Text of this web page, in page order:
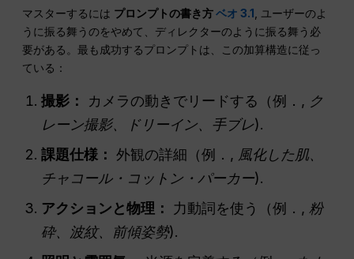
マスターするには プロンプトの書き方ベオ 3.1 , ユーザーのよ
うに振る舞うのをやめて、ディレクターのように振る舞う必
要がある。最も成功するプロンプトは、この加算構造に従っ
ている：
撮影： カメラの動きでリードする（例．, ク
レーン撮影、ドリーイン、手ブレ).
課題仕様： 外観の詳細（例．, 風化した肌、
チャコール・コットン・パーカー).
アクションと物理：
力動詞を使う（例．,粉
砕、波紋、前傾姿勢).